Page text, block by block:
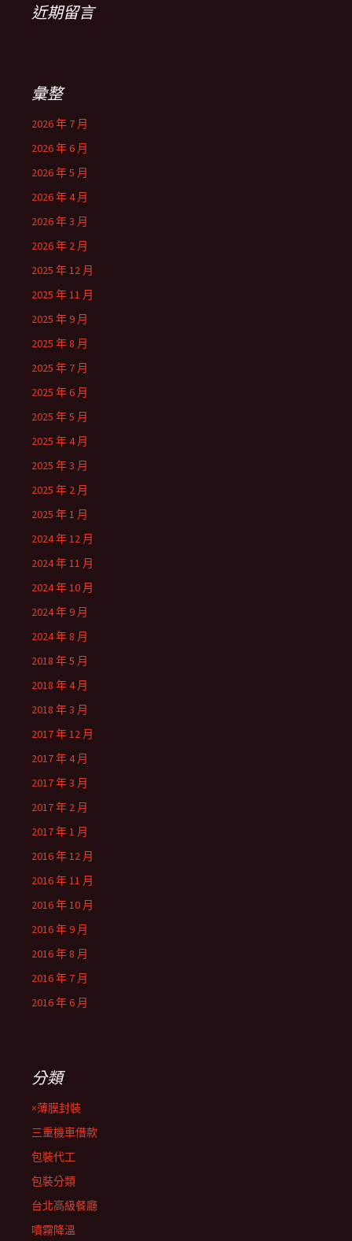
近期留言
彙整
2026 年 7 月
2026 年 6 月
2026 年 5 月
2026 年 4 月
2026 年 3 月
2026 年 2 月
2025 年 12 月
2025 年 11 月
2025 年 9 月
2025 年 8 月
2025 年 7 月
2025 年 6 月
2025 年 5 月
2025 年 4 月
2025 年 3 月
2025 年 2 月
2025 年 1 月
2024 年 12 月
2024 年 11 月
2024 年 10 月
2024 年 9 月
2024 年 8 月
2018 年 5 月
2018 年 4 月
2018 年 3 月
2017 年 12 月
2017 年 4 月
2017 年 3 月
2017 年 2 月
2017 年 1 月
2016 年 12 月
2016 年 11 月
2016 年 10 月
2016 年 9 月
2016 年 8 月
2016 年 7 月
2016 年 6 月
分類
×薄膜封裝
三重機車借款
包裝代工
包裝分類
台北高級餐廳
噴霧降溫